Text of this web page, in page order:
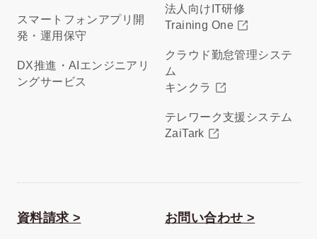
スマートフォンアプリ開
発・運用保守
DX推進・AIエンジニアリ
ングサービス
法人向けIT研修
Training One
クラウド勤怠管理システ
ム
キンクラ
テレワーク支援システム
ZaiTark
資料請求 > お問い合わせ >